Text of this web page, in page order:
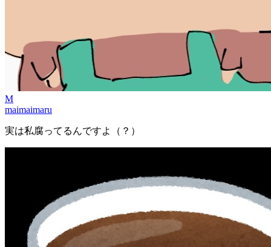
M
maimaimaru
実は私腐ってるんですよ（？）